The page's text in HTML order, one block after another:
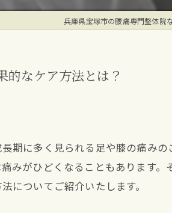
兵庫県宝塚市の腰痛専門整体院
的なケア方法とは？
期に多く見られる足や膝の痛み
みがひどくなることもあります
についてご紹介いたします。